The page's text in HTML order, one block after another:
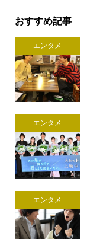
おすすめ記事
エンタメ
エンタメ
エンタメ